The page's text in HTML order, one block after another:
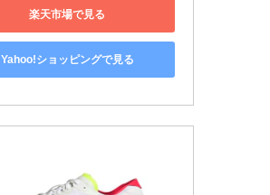
楽天市場で見る
Yahoo!ショッピングで見る